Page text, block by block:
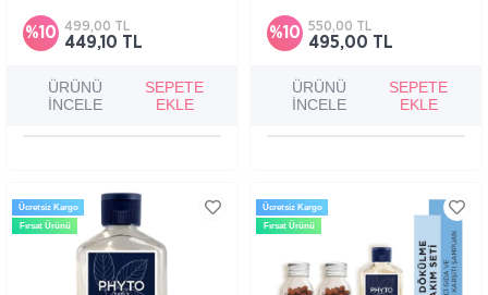
%10
449,10 TL
499,00 TL
ÜRÜNÜ
İNCELE
SEPETE
EKLE
%10
495,00 TL
550,00 TL
ÜRÜNÜ
İNCELE
SEPETE
EKLE
Ücretsiz Kargo
Fırsat Ürünü
Ücretsiz Kargo
Fırsat Ürünü